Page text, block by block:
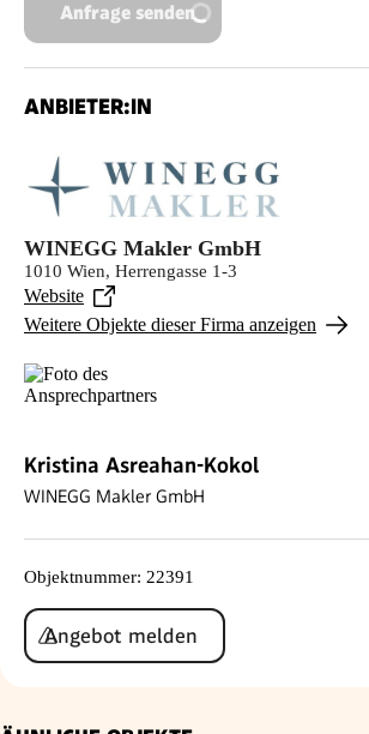
Anfrage senden
ANBIETER:IN
WINEGG Makler GmbH
1010 Wien, Herrengasse 1-3
Website
Weitere Objekte dieser Firma anzeigen
Kristina Asreahan-Kokol
WINEGG Makler GmbH
Objektnummer: 22391
Angebot melden